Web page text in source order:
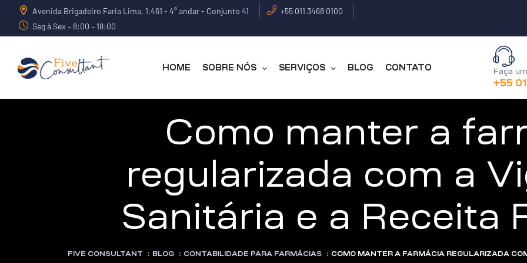
Avenida Brigadeiro Faria Lima, 1.461 - 4° andar - Conjunto 41
+55 011 3468 0100
Seg à Sex – 8:00 – 18:00
HOME SOBRE NÓS SERVIÇOS BLOG CONTATO Faça
+55
Como manter a
regularizada com a
Sanitária e a Receita
FIVE CONSULTANT : BLOG : CONTABILIDADE PARA FARMÁCIAS : COMO MANTER A FARMÁCIA REGULARIZADA